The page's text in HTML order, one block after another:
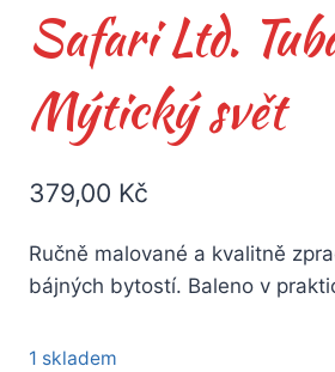
Safari Ltd.
Mýtický svět
379,00 Kč
Ručně malované a kvalitně
bájných bytostí. Baleno v
1 skladem